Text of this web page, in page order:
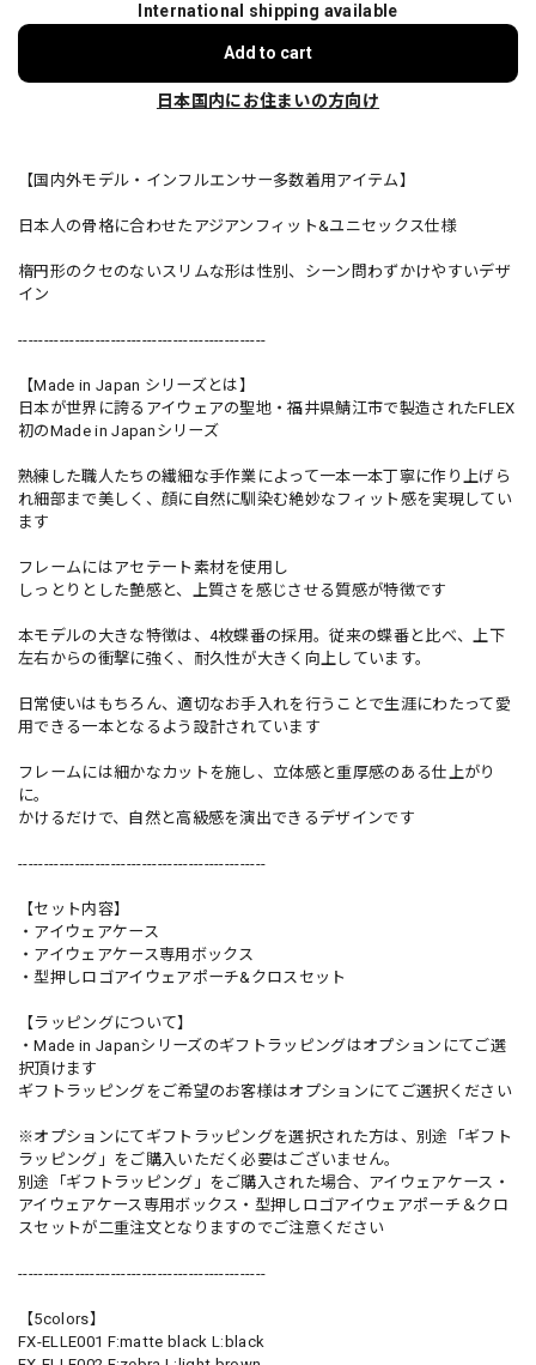
International shipping available
Add to cart
日本国内にお住まいの方向け
【国内外モデル・インフルエンサー多数着用アイテム】
日本人の骨格に合わせたアジアンフィット&ユニセックス仕様
楕円形のクセのないスリムな形は性別、シーン問わずかけやすいデザ
イン
------------------------------------------------
【Made in Japan シリーズとは】
日本が世界に誇るアイウェアの聖地・福井県鯖江市で製造されたFLEX
初のMade in Japanシリーズ
熟練した職人たちの繊細な手作業によって一本一本丁寧に作り上げら
れ細部まで美しく、顔に自然に馴染む絶妙なフィット感を実現してい
ます
フレームにはアセテート素材を使用し
しっとりとした艶感と、上質さを感じさせる質感が特徴です
本モデルの大きな特徴は、4枚蝶番の採用。従来の蝶番と比べ、上下
左右からの衝撃に強く、耐久性が大きく向上しています。
日常使いはもちろん、適切なお手入れを行うことで生涯にわたって愛
用できる一本となるよう設計されています
フレームには細かなカットを施し、立体感と重厚感のある仕上がり
に。
かけるだけで、自然と高級感を演出できるデザインです
------------------------------------------------
【セット内容】
・アイウェアケース
・アイウェアケース専用ボックス
・型押しロゴアイウェアポーチ&クロスセット
【ラッピングについて】
・Made in Japanシリーズのギフトラッピングはオプションにてご選
択頂けます
ギフトラッピングをご希望のお客様はオプションにてご選択ください
※オプションにてギフトラッピングを選択された方は、別途「ギフト
ラッピング」をご購入いただく必要はございません。
別途「ギフトラッピング」をご購入された場合、アイウェアケース・
アイウェアケース専用ボックス・型押しロゴアイウェアポーチ＆クロ
スセットが二重注文となりますのでご注意ください
------------------------------------------------
【5colors】
FX-ELLE001 F:matte black L:black